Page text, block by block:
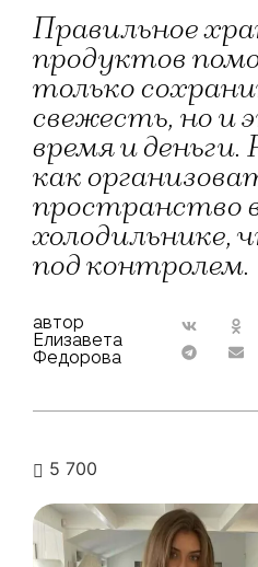
Правильное
продуктов
только
свежесть, но и
время и деньги.
как
пространство
холодильнике,
под контролем.
автор
Елизавета
Федорова
5 700